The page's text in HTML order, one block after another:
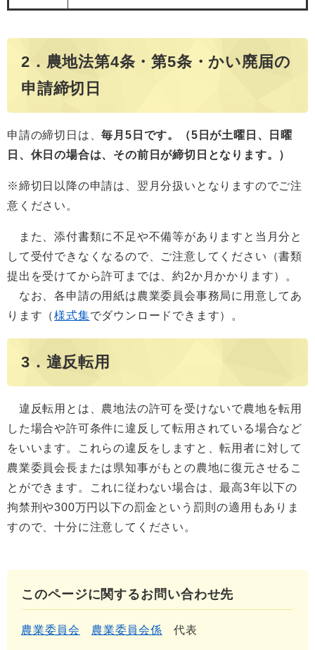
2．農地法第4条・第5条・かい廃届の
申請締切日
申請の締切日は、毎月5日です。（5日が土曜日、日曜
日、休日の場合は、その前日が締切日となります。）
※締切日以降の申請は、翌月分扱いとなりますのでご注
意ください。
また、添付書類に不足や不備等がありますと当月分と
して受付できなくなるので、ご注意してください（書類
提出を受けてから許可までは、約2か月かかります）。
なお、各申請の用紙は農業委員会事務局に用意してあ
ります（様式集でダウンロードできます）。
3．違反転用
違反転用とは、農地法の許可を受けないで農地を転用
した場合や許可条件に違反して転用されている場合など
をいいます。これらの違反をしますと、転用者に対して
農業委員会長または県知事がもとの農地に復元させるこ
とができます。これに従わない場合は、最高3年以下の
拘禁刑や300万円以下の罰金という罰則の適用もありま
すので、十分に注意してください。
このページに関するお問い合わせ先
農業委員会 農業委員会係 代表